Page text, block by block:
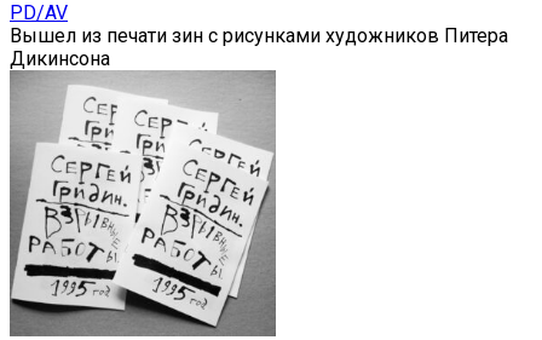
PD/AV
Вышел из печати зин с рисунками художников Питера
Дикинсона